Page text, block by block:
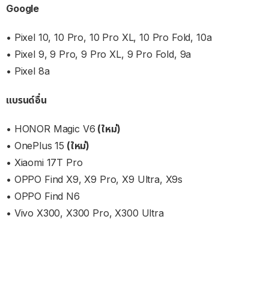
Google
• Pixel 10, 10 Pro, 10 Pro XL, 10 Pro Fold, 10a
• Pixel 9, 9 Pro, 9 Pro XL, 9 Pro Fold, 9a
• Pixel 8a
แบรนด์อื่น
• HONOR Magic V6 (ใหม่)
• OnePlus 15 (ใหม่)
• Xiaomi 17T Pro
• OPPO Find X9, X9 Pro, X9 Ultra, X9s
• OPPO Find N6
• Vivo X300, X300 Pro, X300 Ultra